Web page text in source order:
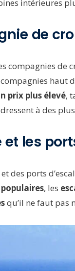
intérieures
de
compagnies de
haut
prix plus élevé,
à des plus
et les
des ports
, les
qu’il ne faut pas